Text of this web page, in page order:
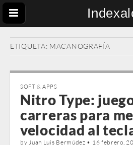
ETIQUETA: MACANOGRAFÍA
SOFT & APPS
Nitro Type:
carreras para
velocidad al
byJuan Luis Bermúdez • 16 febrero,